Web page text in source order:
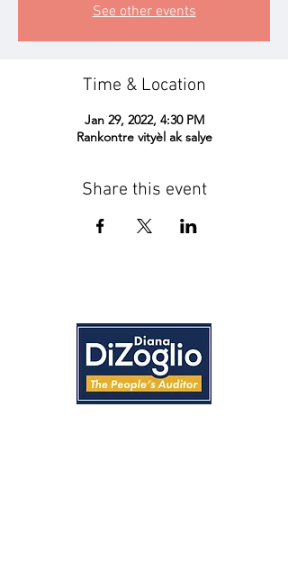
See other events
Time & Location
Jan 29, 2022, 4:30 PM
Rankontre vityèl ak salye
Share this event